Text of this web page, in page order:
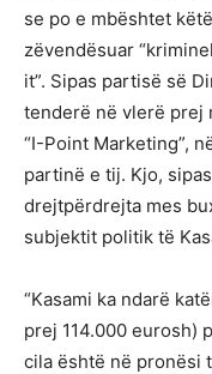
se po e mbështet
zëvendësuar
it”. Sipas partisë së
tenderë në vlerë prej
“I-Point Marketing”,
partinë e tij. Kjo,
drejtpërdrejta mes
subjektit politik të
“Kasami ka ndarë
prej 114.000 eurosh)
cila është në pronësi